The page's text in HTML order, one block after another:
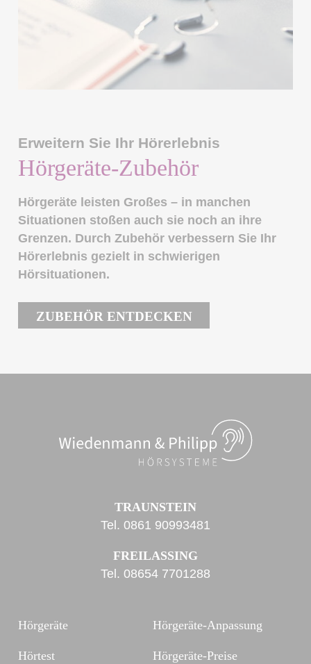
Erweitern Sie Ihr Hörerlebnis
Hörgeräte-Zubehör
Hörgeräte leisten Großes – in manchen
Situationen stoßen auch sie noch an ihre
Grenzen. Durch Zubehör verbessern Sie Ihr
Hörerlebnis gezielt in schwierigen
Hörsituationen.
ZUBEHÖR ENTDECKEN
TRAUNSTEIN
Tel. 0861 90993481
FREILASSING
Tel. 08654 7701288
Hörgeräte
Hörtest
Hörgeräte-Anpassung
Hörgeräte-Preise